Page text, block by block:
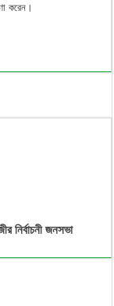
করেন।
নির্বাচনী জনসভা